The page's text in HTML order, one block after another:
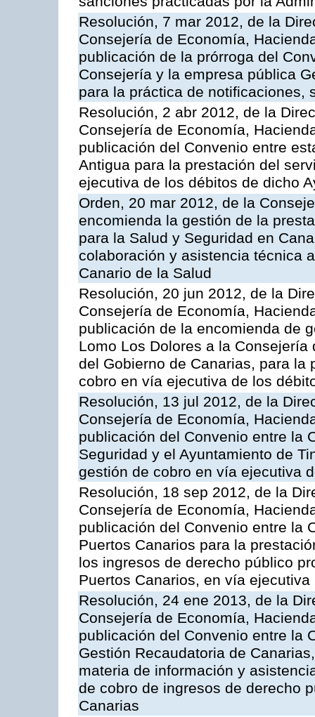
Resolución, 7 mar 2012, de la
Consejería de Economía,
publicación de la prórroga del
Consejería y la empresa pública
para la práctica de notificaciones,
Resolución, 2 abr 2012, de la
Consejería de Economía,
publicación del Convenio entre
Antigua para la prestación del
ejecutiva de los débitos de dicho
Orden, 20 mar 2012, de la
encomienda la gestión de la
para la Salud y Seguridad en
colaboración y asistencia técnica
Canario de la Salud
Resolución, 20 jun 2012, de la
Consejería de Economía,
publicación de la encomienda de
Lomo Los Dolores a la
del Gobierno de Canarias, para
cobro en vía ejecutiva de los
Resolución, 13 jul 2012, de la
Consejería de Economía,
publicación del Convenio entre la
Seguridad y el Ayuntamiento de
gestión de cobro en vía ejecutiva
Resolución, 18 sep 2012, de la
Consejería de Economía,
publicación del Convenio entre la
Puertos Canarios para la
los ingresos de derecho público
Puertos Canarios, en vía ejecutiva
Resolución, 24 ene 2013, de la
Consejería de Economía,
publicación del Convenio entre la
Gestión Recaudatoria de
materia de información y
de cobro de ingresos de derecho
Canarias